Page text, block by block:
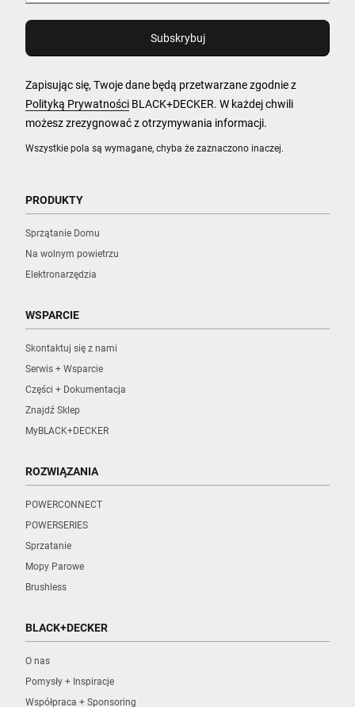
Wszystkie pola są wymagane, chyba że zaznaczono inaczej.
Zapisując się, Twoje dane będą przetwarzane zgodnie z
Polityką Prywatności BLACK+DECKER. W każdej chwili
możesz zrezygnować z otrzymywania informacji.
PRODUKTY
Sprzątanie Domu
Na wolnym powietrzu
Elektronarzędzia
WSPARCIE
Skontaktuj się z nami
Serwis + Wsparcie
Części + Dokumentacja
Znajdź Sklep
MyBLACK+DECKER
ROZWIĄZANIA
POWERCONNECT
POWERSERIES
Sprzatanie
Mopy Parowe
Brushless
BLACK+DECKER
O nas
Pomysły + Inspiracje
Współpraca + Sponsoring